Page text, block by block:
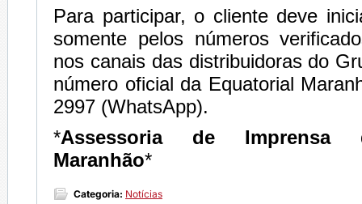
Para participar, o cliente deve
somente pelos números
nos canais das distribuidoras do
número oficial da Equatorial
2997 (WhatsApp).
*Assessoria de Imprensa
Maranhão*
Categoria: Notícias